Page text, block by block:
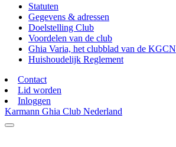
Statuten
Gegevens & adressen
Doelstelling Club
Voordelen van de club
Ghia Varia, het clubblad van de KGCN
Huishoudelijk Reglement
Contact
Lid worden
Inloggen
Karmann Ghia Club Nederland